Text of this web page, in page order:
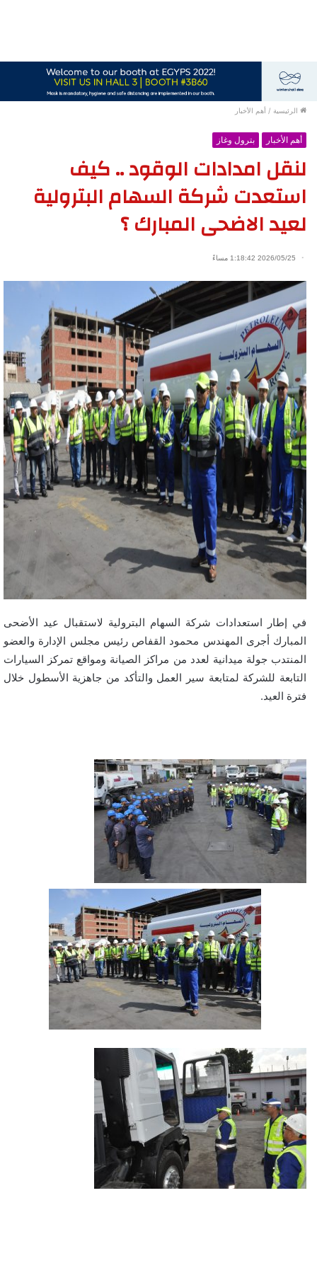
الرئيسية / أهم الأخبار
أهم الأخبار بترول وغاز
لنقل امدادات الوقود .. كيف
استعدت شركة السهام البترولية
لعيد الاضحى المبارك ؟
2026/05/25 1:18:42 مساءً
في إطار استعدادات شركة السهام البترولية لاستقبال عيد الأضحى
المبارك أجرى المهندس محمود القفاص رئيس مجلس الإدارة والعضو
المنتدب جولة ميدانية لعدد من مراكز الصيانة ومواقع تمركز السيارات
التابعة للشركة لمتابعة سير العمل والتأكد من جاهزية الأسطول خلال
فترة العيد.